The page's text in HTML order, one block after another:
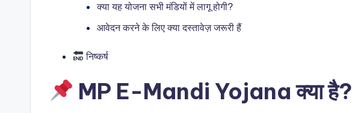
क्या यह योजना सभी मंडियों में लागू होगी?
आवेदन करने के लिए क्या दस्तावेज़ जरूरी हैं
निष्कर्ष
MP E-Mandi Yojana क्या है?